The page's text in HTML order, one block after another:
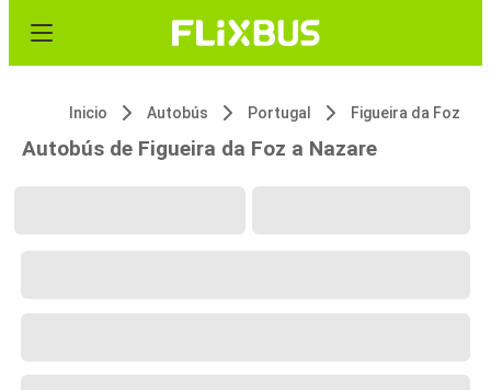
Inicio Autobús Portugal Figueira da Foz
Autobús de Figueira da Foz a Nazare